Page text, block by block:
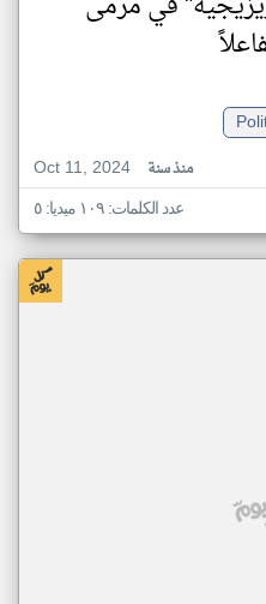
Oct 11, 2024
منذ سنة
عدد الكلمات: ١٠٩ ميديا: ٥